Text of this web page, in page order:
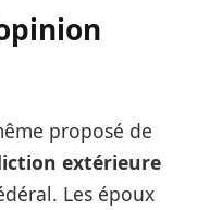
proposé de
extérieure
Les époux